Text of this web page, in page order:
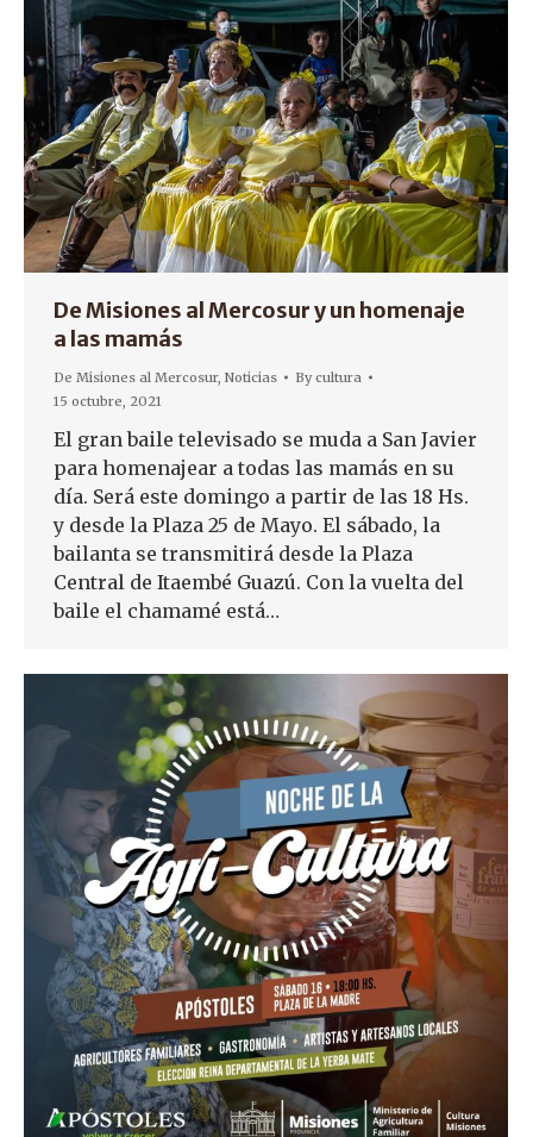
De Misiones al Mercosur y un homenaje
a las mamás
De Misiones al Mercosur, Noticias Bycultura
15 octubre, 2021
El gran baile televisado se muda a San Javier
para homenajear a todas las mamás en su
día. Será este domingo a partir de las 18 Hs.
y desde la Plaza 25 de Mayo. El sábado, la
bailanta se transmitirá desde la Plaza
Central de Itaembé Guazú. Con la vuelta del
baile el chamamé está…